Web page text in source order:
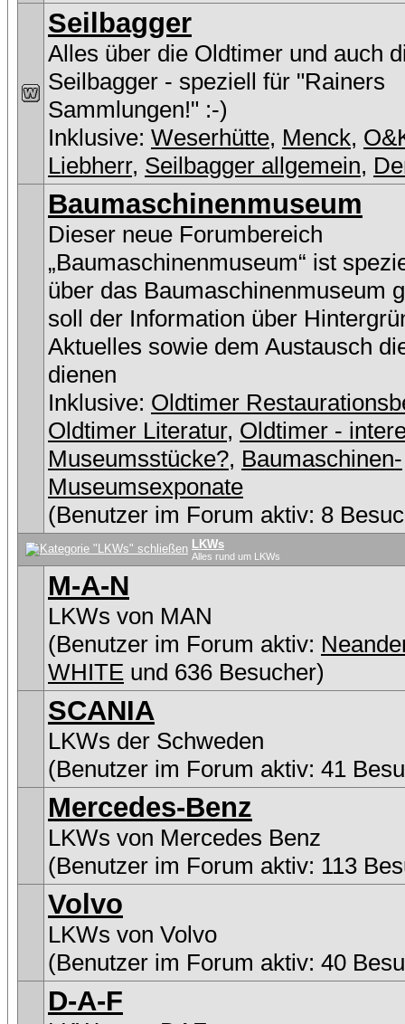
Seilbagger
Alles über die Oldtimer und auch
Seilbagger - speziell für "Rainers
Sammlungen!" :-)
Inklusive: Weserhütte, Menck,
Liebherr, Seilbagger allgemein,
Baumaschinenmuseum
Dieser neue Forumbereich
„Baumaschinenmuseum“ ist
über das Baumaschinenmuseum
soll der Information über
Aktuelles sowie dem Austausch
dienen
Inklusive: Oldtimer
Oldtimer Literatur, Oldtimer -
Museumsstücke?, Baumaschinen-
Museumsexponate
(Benutzer im Forum aktiv: 8
LKWs
Alles rund um LKWs
M-A-N
LKWs von MAN
(Benutzer im Forum aktiv:
WHITE und 636 Besucher)
SCANIA
LKWs der Schweden
(Benutzer im Forum aktiv: 41
Mercedes-Benz
LKWs von Mercedes Benz
(Benutzer im Forum aktiv: 113
Volvo
LKWs von Volvo
(Benutzer im Forum aktiv: 40
D-A-F